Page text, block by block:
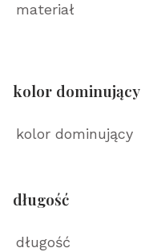
materiał
kolor dominujący
kolor dominujący
długość
długość